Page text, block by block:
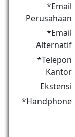
*Email
Perusahaan
*Email
Alternatif
*Telepon
Kantor
Ekstensi
*Handphone